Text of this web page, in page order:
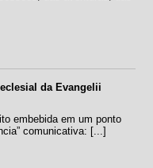
da Evangelii
embebida em um ponto
comunicativa: [...]